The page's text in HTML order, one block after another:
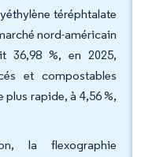
téréphtalate
nord-américain
36,98 %, en 2025,
et compostables
rapide, à 4,56 %,
la flexographie